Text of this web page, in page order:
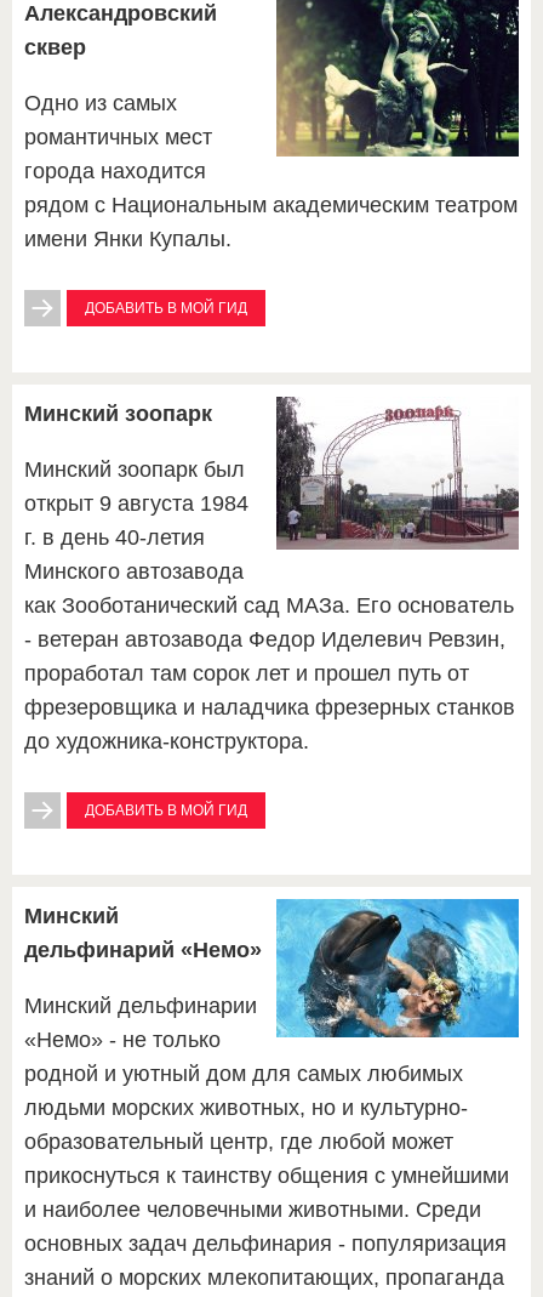
Александровский
сквер
Одно из самых
романтичных мест
города находится
рядом с Национальным академическим театром
имени Янки Купалы.
ДОБАВИТЬ В МОЙ ГИД
Минский зоопарк
Минский зоопарк был
открыт 9 августа 1984
г. в день 40-летия
Минского автозавода
как Зооботанический сад МАЗа. Его основатель
- ветеран автозавода Федор Иделевич Ревзин,
проработал там сорок лет и прошел путь от
фрезеровщика и наладчика фрезерных станков
до художника-конструктора.
ДОБАВИТЬ В МОЙ ГИД
Минский
дельфинарий «Немо»
Минский дельфинарии
«Немо» - не только
родной и уютный дом для самых любимых
людьми морских животных, но и культурно-
образовательный центр, где любой может
прикоснуться к таинству общения с умнейшими
и наиболее человечными животными. Среди
основных задач дельфинария - популяризация
знаний о морских млекопитающих, пропаганда